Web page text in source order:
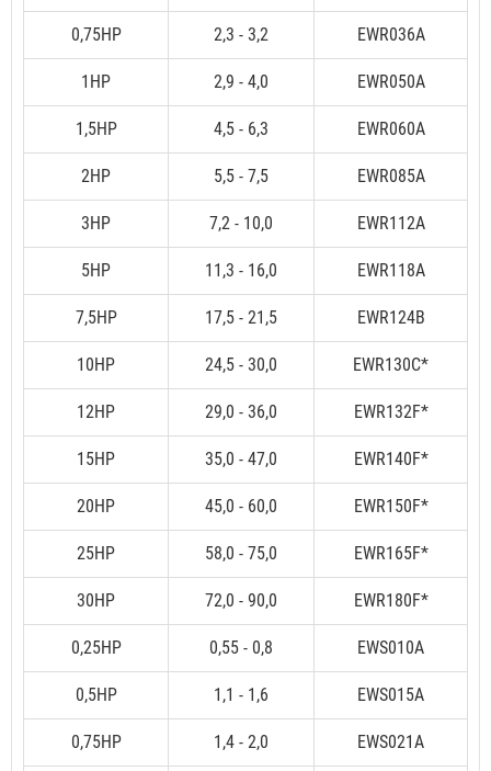
0,75HP 2,3 - 3,2 EWR036A
1HP 2,9 - 4,0 EWR050A
1,5HP 4,5 - 6,3 EWR060A
2HP 5,5 - 7,5 EWR085A
3HP 7,2 - 10,0 EWR112A
5HP 11,3 - 16,0 EWR118A
7,5HP 17,5 - 21,5 EWR124B
10HP 24,5 - 30,0 EWR130C*
12HP 29,0 - 36,0 EWR132F*
15HP 35,0 - 47,0 EWR140F*
20HP 45,0 - 60,0 EWR150F*
25HP 58,0 - 75,0 EWR165F*
30HP 72,0 - 90,0 EWR180F*
0,25HP 0,55 - 0,8 EWS010A
0,5HP 1,1 - 1,6 EWS015A
0,75HP 1,4 - 2,0 EWS021A